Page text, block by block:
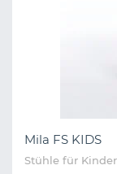
Mila FS KIDS
Stühle für